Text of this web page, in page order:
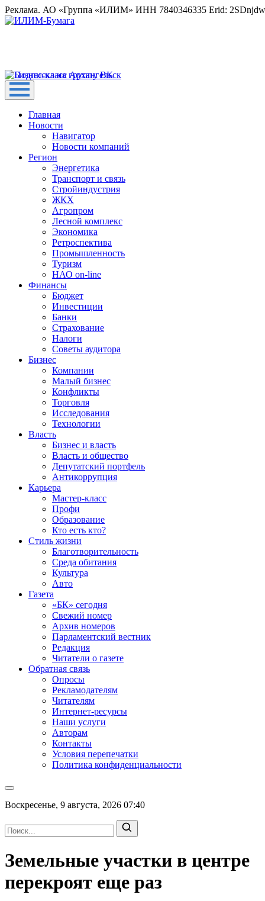
Реклама. АО «Группа «ИЛИМ» ИНН 7840346335 Erid:
Главная
Новости
Навигатор
Новости компаний
Регион
Энергетика
Транспорт и связь
Стройиндустрия
ЖКХ
Агропром
Лесной комплекс
Экономика
Ретроспектива
Промышленность
Туризм
НАО on-line
Финансы
Бюджет
Инвестиции
Банки
Страхование
Налоги
Советы аудитора
Бизнес
Компании
Малый бизнес
Конфликты
Торговля
Исследования
Технологии
Власть
Бизнес и власть
Власть и общество
Депутатский портфель
Антикоррупция
Карьера
Мастер-класс
Профи
Образование
Кто есть кто?
Стиль жизни
Благотворительность
Среда обитания
Культура
Авто
Газета
«БК» сегодня
Свежий номер
Архив номеров
Парламентский вестник
Редакция
Читатели о газете
Обратная связь
Опросы
Рекламодателям
Читателям
Интернет-ресурсы
Наши услуги
Авторам
Контакты
Условия перепечатки
Политика конфиденциальности
Воскресенье, 9 августа, 2026 07:40
Земельные участки в центре
перекроят еще раз